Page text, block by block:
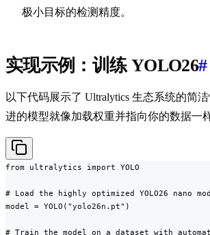
极小目标的检测精度。
实现示例：训练 YOLO26#
以下代码展示了 Ultralytics 生态系统的简
进的模型就像加载权重并指向你的数据一
from ultralytics import YOLO
# Load the highly optimized YOLO26 nano
model = YOLO("yolo26n.pt")
# Train the model on a dataset with